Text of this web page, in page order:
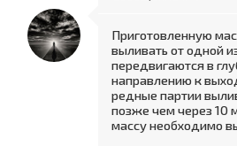
Приготовленную
выливать от одной
передвигаются в
направлению к
редные партии
позже чем через 10
массу необходимо